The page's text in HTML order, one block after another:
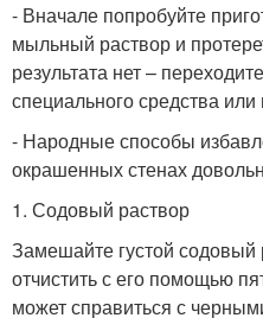
- Вначале попробуйте
мыльный раствор и
результата нет –
специального средства
- Народные способы
окрашенных стенах
1. Содовый раствор
Замешайте густой содовый
отчистить с его помощью
может справиться с